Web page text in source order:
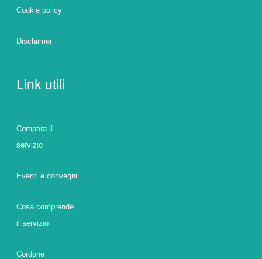
Cookie policy
Disclaimer
Link utili
Compara il
servizio
Eventi e convegni
Cosa comprende
il servizio
Cordone